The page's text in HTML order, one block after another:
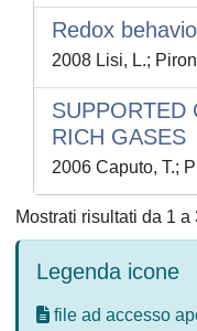
Redox
2008 Lisi, L.;
SUPPORTED
RICH GASES
2006 Caputo, T.;
Mostrati risultati da 1 a
Legenda icone
file ad accesso